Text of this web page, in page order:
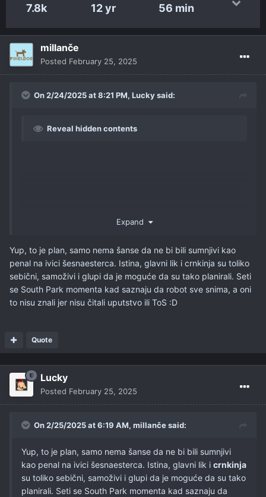
7.8k 12 yr 56 min
millanče
Posted February 25, 2025
On 2/24/2025 at 8:21 PM, Luckysaid:
Reveal hidden contents
Expand
Yup, to je plan, samo nema šanse da ne bi bili sumnjivi kao
penal na ivici šesnaesterca. Istina, glavni lik i crnkinja su toliko
sebični, samoživi i glupi da je moguće da su tako planirali. Seti
se South Park momenta kad saznaju da robot sve snima, a oni
to nisu znali jer nisu čitali uputstvo ili ToS :D
Quote
Lucky
Posted February 25, 2025
On 2/25/2025 at 6:19 AM, millančesaid:
Yup, to je plan, samo nema šanse da ne bi bili sumnjivi
kao penal na ivici šesnaesterca. Istina, glavni lik i crnkinja
su toliko sebični, samoživi i glupi da je moguće da su tako
planirali. Seti se South Park momenta kad saznaju da